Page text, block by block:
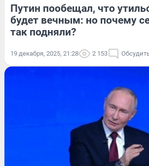
Путин пообещал, что
будет вечным: но почему
так подняли?
19 декабря, 2025, 21:28 2 153